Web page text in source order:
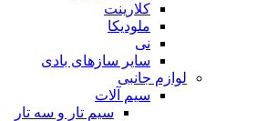
کلارینت
ملودیکا
نی
سایر سازهای بادی
لوازم جانبی
سیم آلات
سیم تار و سه تار